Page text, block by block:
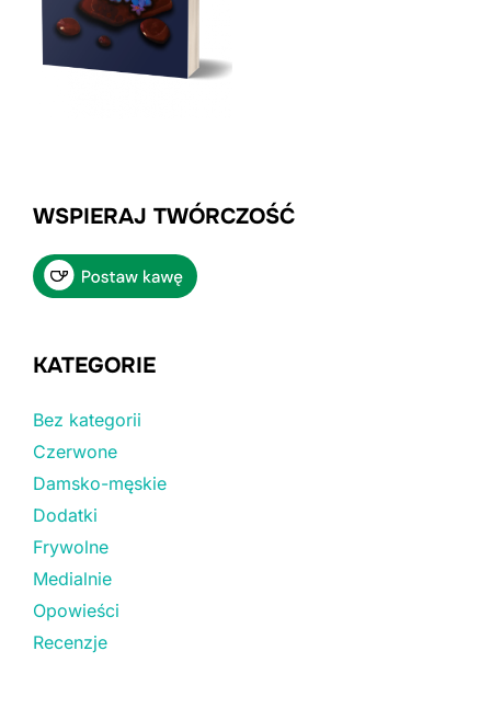
WSPIERAJ TWÓRCZOŚĆ
KATEGORIE
Bez kategorii
Czerwone
Damsko-męskie
Dodatki
Frywolne
Medialnie
Opowieści
Recenzje